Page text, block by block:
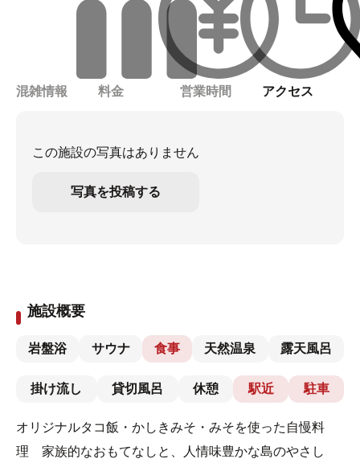
混雑情報 料金 営業時間 アクセス
この施設の写真はありません
写真を投稿する
施設概要
岩盤浴 サウナ 食事 天然温泉 露天風呂
掛け流し 貸切風呂 休憩 駅近 駐車
オリジナルタコ飯・かしきみそ・みそを使った自慢料
理 家族的なおもてなしと、人情味豊かな島のやさし